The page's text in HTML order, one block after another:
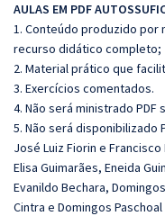
AULAS EM PDF
1. Conteúdo produzido por
recurso didático completo;
2. Material prático que
3. Exercícios comentados.
4. Não será ministrado PDF
5. Não será disponibilizado
José Luiz Fiorin e
Elisa Guimarães, Eneida
Evanildo Bechara,
Cintra e Domingos